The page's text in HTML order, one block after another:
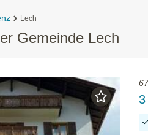
Lech
Gemeinde Lech